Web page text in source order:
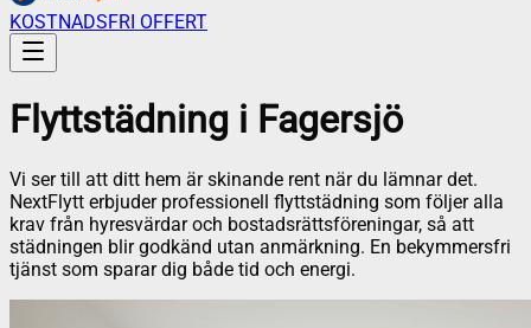
KOSTNADSFRI OFFERT
Flyttstädning i Fagersjö
Vi ser till att ditt hem är skinande rent när du lämnar det.
NextFlytt erbjuder professionell flyttstädning som följer alla
krav från hyresvärdar och bostadsrättsföreningar, så att
städningen blir godkänd utan anmärkning. En bekymmersfri
tjänst som sparar dig både tid och energi.